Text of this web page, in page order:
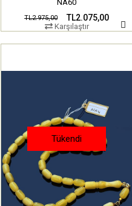
NA60
TL2.075,00
TL2.975,00
Karşılaştır
Tükendi